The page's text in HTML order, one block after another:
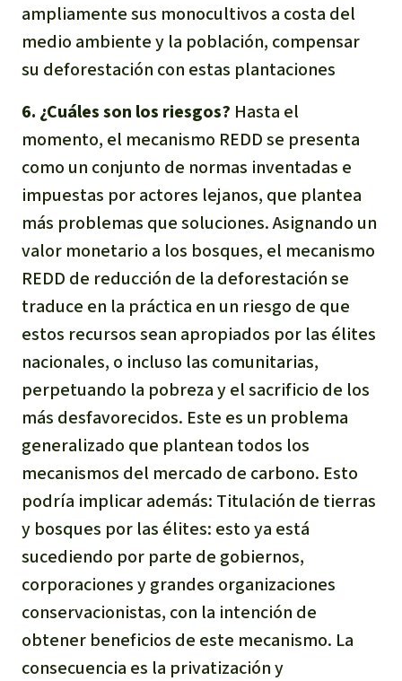
ampliamente sus monocultivos a costa del
medio ambiente y la población, compensar
su deforestación con estas plantaciones
6. ¿Cuáles son los riesgos? Hasta el
momento, el mecanismo REDD se presenta
como un conjunto de normas inventadas e
impuestas por actores lejanos, que plantea
más problemas que soluciones. Asignando un
valor monetario a los bosques, el mecanismo
REDD de reducción de la deforestación se
traduce en la práctica en un riesgo de que
estos recursos sean apropiados por las élites
nacionales, o incluso las comunitarias,
perpetuando la pobreza y el sacrificio de los
más desfavorecidos. Este es un problema
generalizado que plantean todos los
mecanismos del mercado de carbono. Esto
podría implicar además: Titulación de tierras
y bosques por las élites: esto ya está
sucediendo por parte de gobiernos,
corporaciones y grandes organizaciones
conservacionistas, con la intención de
obtener beneficios de este mecanismo. La
consecuencia es la privatización y